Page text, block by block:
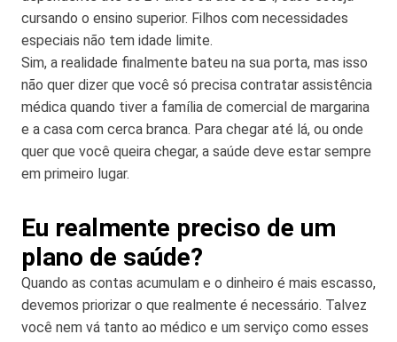
cursando o ensino superior. Filhos com necessidades
especiais não tem idade limite.
Sim, a realidade finalmente bateu na sua porta, mas isso
não quer dizer que você só precisa contratar assistência
médica quando tiver a família de comercial de margarina
e a casa com cerca branca. Para chegar até lá, ou onde
quer que você queira chegar, a saúde deve estar sempre
em primeiro lugar.
Eu realmente preciso de um
plano de saúde?
Quando as contas acumulam e o dinheiro é mais escasso,
devemos priorizar o que realmente é necessário. Talvez
você nem vá tanto ao médico e um serviço como esses